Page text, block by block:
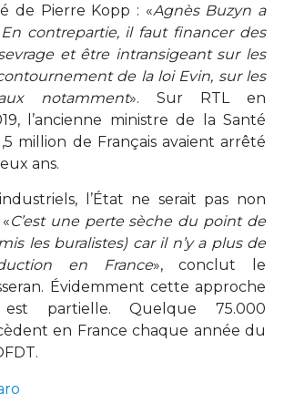
de Pierre Kopp : «Agnès Buzyn a
contrepartie, il faut financer des
et être intransigeant sur les
de la loi Evin, sur les
notamment». Sur RTL en
l’ancienne ministre de la Santé
million de Français avaient arrêté
ans.
l’État ne serait pas non
C’est une perte sèche du point de
les buralistes) car il n’y a plus de
en France», conclut le
Évidemment cette approche
est partielle. Quelque 75.000
en France chaque année du